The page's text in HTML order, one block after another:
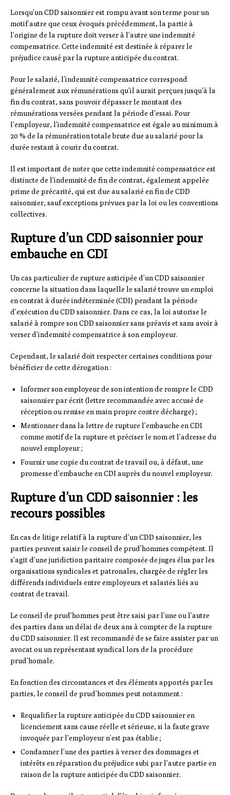
Lorsqu’un CDD saisonnier est rompu avant son terme pour un
motif autre que ceux évoqués précédemment, la partie à
l’origine de la rupture doit verser à l’autre une indemnité
compensatrice. Cette indemnité est destinée à réparer le
préjudice causé par la rupture anticipée du contrat.
Pour le salarié, l’indemnité compensatrice correspond
généralement aux rémunérations qu’il aurait perçues jusqu’à la
fin du contrat, sans pouvoir dépasser le montant des
rémunérations versées pendant la période d’essai. Pour
l’employeur, l’indemnité compensatrice est égale au minimum à
20 % de la rémunération totale brute due au salarié pour la
durée restant à courir du contrat.
Il est important de noter que cette indemnité compensatrice est
distincte de l’indemnité de fin de contrat, également appelée
prime de précarité, qui est due au salarié en fin de CDD
saisonnier, sauf exceptions prévues par la loi ou les conventions
collectives.
Rupture d’un CDD saisonnier pour
embauche en CDI
Un cas particulier de rupture anticipée d’un CDD saisonnier
concerne la situation dans laquelle le salarié trouve un emploi
en contrat à durée indéterminée (CDI) pendant la période
d’exécution du CDD saisonnier. Dans ce cas, la loi autorise le
salarié à rompre son CDD saisonnier sans préavis et sans avoir à
verser d’indemnité compensatrice à son employeur.
Cependant, le salarié doit respecter certaines conditions pour
bénéficier de cette dérogation :
Informer son employeur de son intention de rompre le CDD
saisonnier par écrit (lettre recommandée avec accusé de
réception ou remise en main propre contre décharge) ;
Mentionner dans la lettre de rupture l’embauche en CDI
comme motif de la rupture et préciser le nom et l’adresse du
nouvel employeur ;
Fournir une copie du contrat de travail ou, à défaut, une
promesse d’embauche en CDI auprès du nouvel employeur.
Rupture d’un CDD saisonnier : les
recours possibles
En cas de litige relatif à la rupture d’un CDD saisonnier, les
parties peuvent saisir le conseil de prud’hommes compétent. Il
s’agit d’une juridiction paritaire composée de juges élus par les
organisations syndicales et patronales, chargée de régler les
différends individuels entre employeurs et salariés liés au
contrat de travail.
Le conseil de prud’hommes peut être saisi par l’une ou l’autre
des parties dans un délai de deux ans à compter de la rupture
du CDD saisonnier. Il est recommandé de se faire assister par un
avocat ou un représentant syndical lors de la procédure
prud’homale.
En fonction des circonstances et des éléments apportés par les
parties, le conseil de prud’hommes peut notamment :
Requalifier la rupture anticipée du CDD saisonnier en
licenciement sans cause réelle et sérieuse, si la faute grave
invoquée par l’employeur n’est pas établie ;
Condamner l’une des parties à verser des dommages et
intérêts en réparation du préjudice subi par l’autre partie en
raison de la rupture anticipée du CDD saisonnier.